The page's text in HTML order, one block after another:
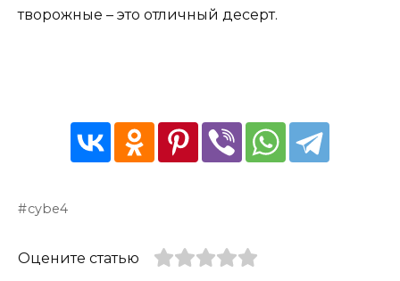
творожные – это отличный десерт.
cybe4
Оцените статью